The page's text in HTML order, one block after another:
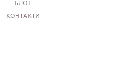
БЛОГ
КОНТАКТИ